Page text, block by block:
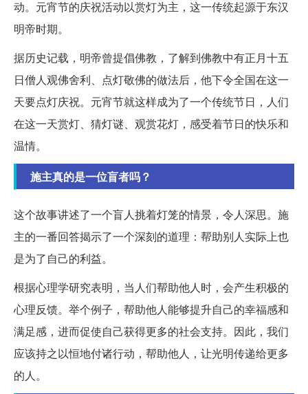
动。元宵节的庆祝活动以赏灯为主，这一传统起源于东汉
明帝时期。
据历史记载，明帝曾提倡佛教，了解到佛教中有正月十五
日僧人观佛舍利、点灯敬佛的做法后，他下令全国在这一
天要点灯庆祝。元宵节就这样成为了一个传统节日，人们
在这一天赏灯、猜灯谜、观赏花灯，感受着节日的快乐和
温情。
施主真的是一位盲者吗？
这个故事讲述了一个盲人挑着灯笼的情景，令人深思。施
主的一番回答揭示了一个深刻的道理：帮助别人实际上也
是为了自己的利益。
根据心理学研究表明，当人们帮助他人时，会产生积极的
心理反馈。举个例子，帮助他人能够提升自己的幸福感和
满足感，进而促使自己获得更多的社会支持。因此，我们
应该持之以恒地付诸行动，帮助他人，让光明传递给更多
的人。